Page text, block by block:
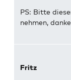
PS: Bitte
nehmen,
Fritz